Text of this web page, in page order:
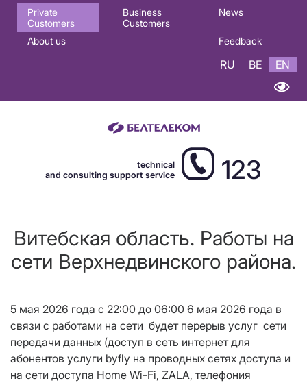
Основная
навигация
Private
Customers
Business
Customers
News
About us Feedback
RU BE EN
technical
and consulting support service
123
Витебская область. Работы на
сети Верхнедвинского района.
5 мая 2026 года c 22:00 до 06:00 6 мая 2026 года в
связи с работами на сети будет перерыв услуг сети
передачи данных (доступ в сеть интернет для
абонентов услуги byfly на проводных сетях доступа и
на сети доступа Home Wi-Fi, ZALA, телефония